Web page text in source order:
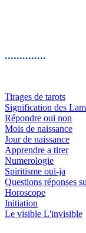
..............
Tirages de tarots
Signification des
Répondre oui non
Mois de naissance
Jour de naissance
Apprendre a tirer
Numerologie
Spiritisme oui-ja
Questions réponses
Horoscope
Initiation
Le visible L'invisible